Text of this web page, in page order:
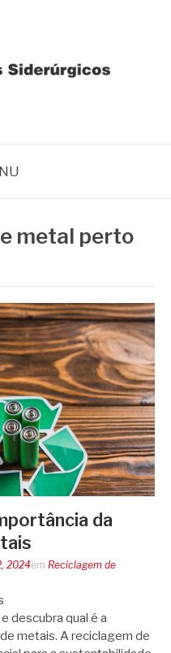
metal perto
da
2024em Reciclagem de
descubra qual é a
metais. A reciclagem de